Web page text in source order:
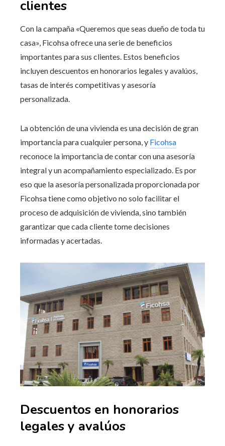
clientes
Con la campaña «Queremos que seas dueño de toda tu
casa», Ficohsa ofrece una serie de beneficios
importantes para sus clientes. Estos beneficios
incluyen descuentos en honorarios legales y avalúos,
tasas de interés competitivas y asesoría
personalizada.
La obtención de una vivienda es una decisión de gran
importancia para cualquier persona, y Ficohsa
reconoce la importancia de contar con una asesoría
integral y un acompañamiento especializado. Es por
eso que la asesoría personalizada proporcionada por
Ficohsa tiene como objetivo no solo facilitar el
proceso de adquisición de vivienda, sino también
garantizar que cada cliente tome decisiones
informadas y acertadas.
Descuentos en honorarios
legales y avalúos